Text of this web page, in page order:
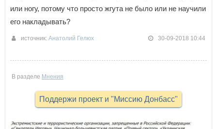
или ногу, потому что просто жгута не было или не научили
его накладывать?
источник: Анатолий Гелюх 30-09-2018 10:44
В разделе Мнения
Поддержи проект и "Миссию Донбасс"